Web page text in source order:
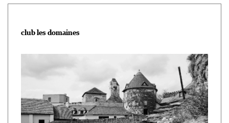
club les domaines